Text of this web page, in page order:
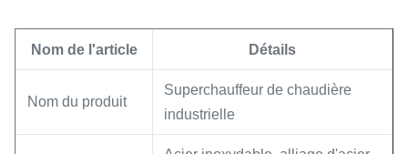
Nom de l'article Détails
Nom du produit
Superchauffeur de chaudière
industrielle